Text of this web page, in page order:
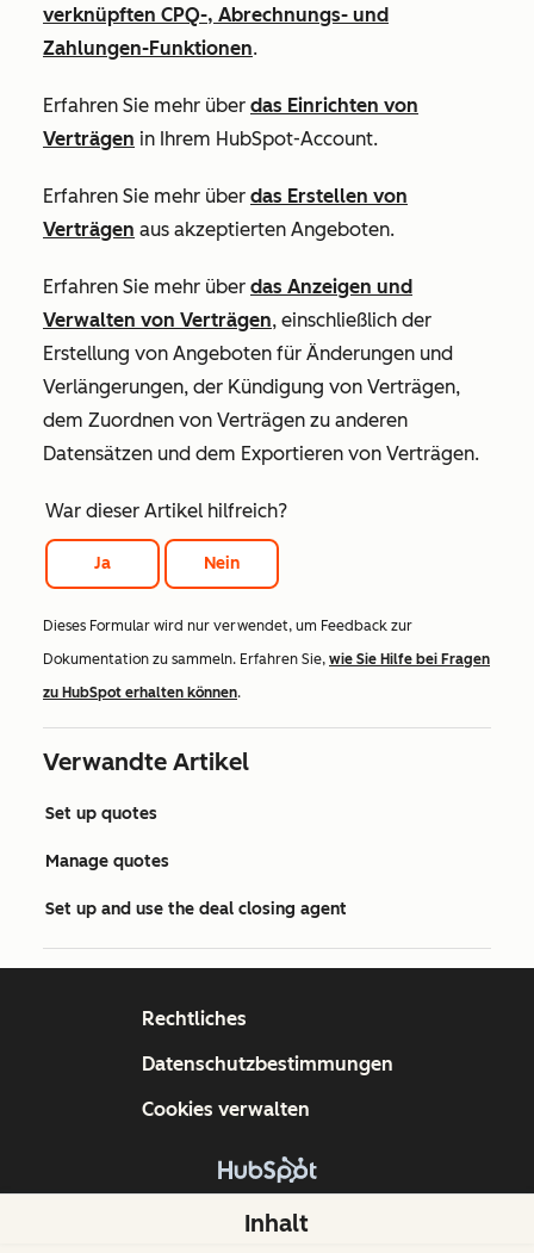
verknüpften CPQ-, Abrechnungs- und
Zahlungen-Funktionen.
Erfahren Sie mehr über das Einrichten von
Verträgen in Ihrem HubSpot-Account.
Erfahren Sie mehr über das Erstellen von
Verträgen aus akzeptierten Angeboten.
Erfahren Sie mehr über das Anzeigen und
Verwalten von Verträgen, einschließlich der
Erstellung von Angeboten für Änderungen und
Verlängerungen, der Kündigung von Verträgen,
dem Zuordnen von Verträgen zu anderen
Datensätzen und dem Exportieren von Verträgen.
War dieser Artikel hilfreich?
Ja Nein
Dieses Formular wird nur verwendet, um Feedback zur
Dokumentation zu sammeln. Erfahren Sie, wie Sie Hilfe bei Fragen
zu HubSpot erhalten können.
Verwandte Artikel
Set up quotes
Manage quotes
Set up and use the deal closing agent
Inhalt
Copyright © 2026 HubSpot, Inc.
Rechtliches
Datenschutzbestimmungen
Cookies verwalten